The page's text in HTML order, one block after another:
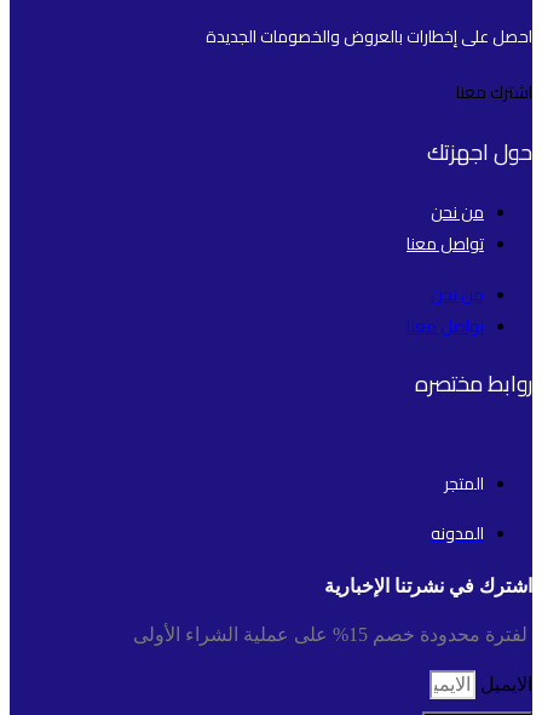
احصل على إخطارات بالعروض والخصومات الجديدة
اشترك معنا
حول اجهزتك
من نحن
تواصل معنا
من نحن
تواصل معنا
روابط مختصره
المتجر
المدونه
اشترك في نشرتنا الإخبارية
لفترة محدودة خصم 15% على عملية الشراء الأولى
الايميل